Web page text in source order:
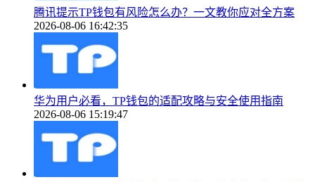
腾讯提示TP钱包有风险怎么办？一文教你应对全方案
2026-08-06 16:42:35
华为用户必看，TP钱包的适配攻略与安全使用指南
2026-08-06 15:19:47